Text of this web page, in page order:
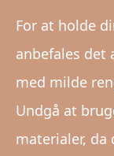
For at holde
anbefales
med milde
Undgå at
materialer, da